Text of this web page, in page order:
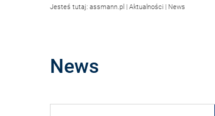
Jesteś tutaj: assmann.pl | Aktualności | News
News